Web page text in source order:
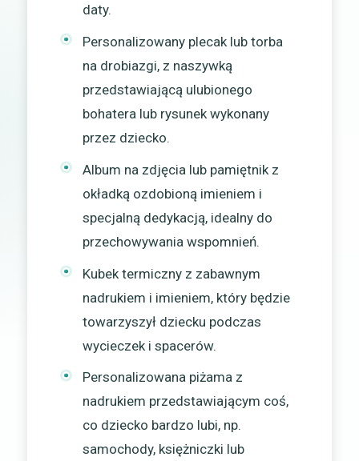
daty.
Personalizowany plecak lub torba
na drobiazgi, z naszywką
przedstawiającą ulubionego
bohatera lub rysunek wykonany
przez dziecko.
Album na zdjęcia lub pamiętnik z
okładką ozdobioną imieniem i
specjalną dedykacją, idealny do
przechowywania wspomnień.
Kubek termiczny z zabawnym
nadrukiem i imieniem, który będzie
towarzyszył dziecku podczas
wycieczek i spacerów.
Personalizowana piżama z
nadrukiem przedstawiającym coś,
co dziecko bardzo lubi, np.
samochody, księżniczki lub